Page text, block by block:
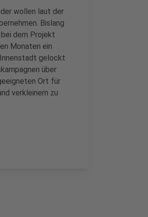
wollen laut der
Bislang
dem Projekt
Monaten ein
gelockt
über
Ort für
verkleinern zu